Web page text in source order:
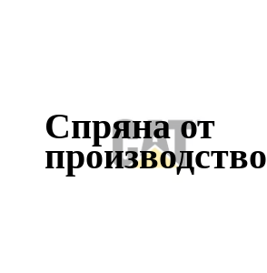
Спряна от
производство